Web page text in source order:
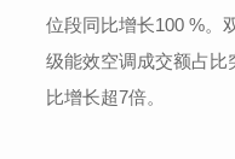
位段同比增长100 %。
级能效空调成交额占比
比增长超7倍。